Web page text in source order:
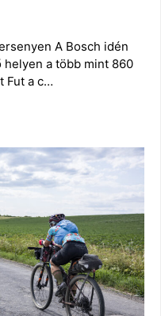
A Bosch idén
a több mint 860
Fut a c…